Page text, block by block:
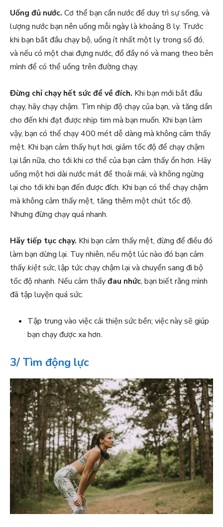
Uống đủ nước. Cơ thể bạn cần nước để duy trì sự sống, và
lượng nước bạn nên uống mỗi ngày là khoảng 8 ly. Trước
khi bạn bắt đầu chạy bộ, uống ít nhất một ly trong số đó,
và nếu có một chai đựng nước, đổ đầy nó và mang theo bên
mình để có thể uống trên đường chạy.
Đừng chỉ chạy hết sức để về đích. Khi bạn mới bắt đầu
chạy, hãy chạy chậm. Tìm nhịp độ chạy của bạn, và tăng dần
cho đến khi đạt được nhịp tim mà bạn muốn. Khi bạn làm
vậy, bạn có thể chạy 400 mét dễ dàng mà không cảm thấy
mệt. Khi bạn cảm thấy hụt hơi, giảm tốc độ để chạy chậm
lại lần nữa, cho tới khi cơ thể của bạn cảm thấy ổn hơn. Hãy
uống một hơi dài nước mát để thoải mái, và không ngừng
lại cho tới khi bạn đến được đích. Khi bạn có thể chạy chậm
mà không cảm thấy mệt, tăng thêm một chút tốc độ.
Nhưng đừng chạy quá nhanh.
Hãy tiếp tục chạy. Khi bạn cảm thấy mệt, đừng để điều đó
làm bạn dừng lại. Tuy nhiên, nếu một lúc nào đó bạn cảm
thấykiệt sức, lập tức chạy chậm lại và chuyển sang đi bộ
tốc độ nhanh. Nếu cảm thấyđau nhức, bạn biết rằng mình
đã tập luyện quá sức.
Tập trung vào việc cải thiện sức bền; việc này sẽ giúp
bạn chạy được xa hơn.
3/ Tìm động lực